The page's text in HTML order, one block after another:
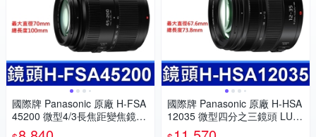
國際牌 Panasonic 原廠 H-FSA
45200 微型4/3長焦距變焦鏡頭
LUMIX G X VARIO 45-200mm
國際牌 Panasonic 原廠 H-HSA
12035 微型四分之三鏡頭 LUMI
X G X VARIO 12-35mm 相機